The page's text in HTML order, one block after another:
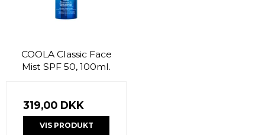
COOLA Classic Face
Mist SPF 50, 100ml.
319,00 DKK
VIS PRODUKT